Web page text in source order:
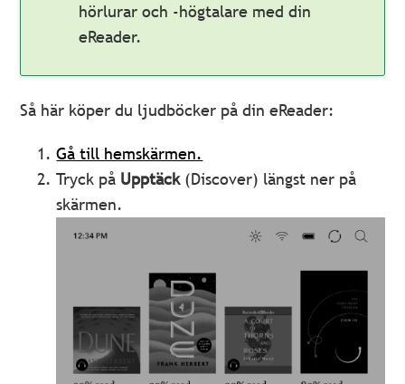
hörlurar och -högtalare med din
eReader.
Så här köper du ljudböcker på din eReader:
Gå till hemskärmen.
Tryck på Upptäck(Discover) längst ner på
skärmen.